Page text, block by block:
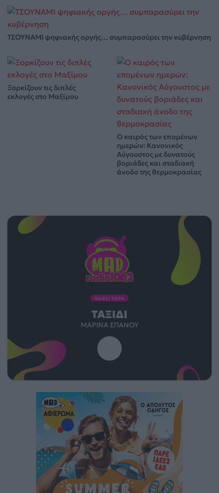
ΤΣΟΥΝΑΜΙ ψηφιακής οργής… συμπαρασύρει την κυβέρνηση
Ξορκίζουν τις διπλές
εκλογές στο Μαξίμου
Ο καιρός των επομένων
ημερών: Κανονικός
Αύγουστος με δυνατούς
βοριάδες και σταδιακή
άνοδο της θερμοκρασίας
ΠΑΙΖΕΙ ΤΩΡΑ
ΤΑΞΊΔΙ
ΜΑΡΊΝΑ ΣΠΑΝΟΎ